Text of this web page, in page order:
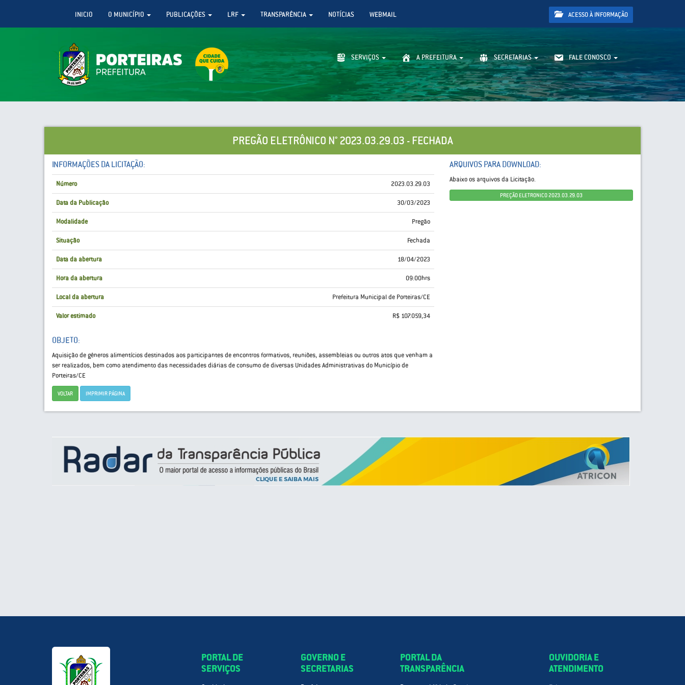
INICIO O MUNICÍPIO PUBLICAÇÕES LRF TRANSPARÊNCIA NOTÍCIAS WEBMAIL ACESSO À INFORMAÇÃO
SERVIÇOS A PREFEITURA SECRETARIAS FALE CONOSCO
PREGÃO ELETRÔNICO N° 2023.03.29.03 - FECHADA
INFORMAÇÕES DA LICITAÇÃO:
Número 2023.03.29.03
Data da Publicação 30/03/2023
Modalidade Pregão
Situação Fechada
Data da abertura 18/04/2023
Hora da abertura 09:00hrs
Local da abertura Prefeitura Municipal de Porteiras/CE
Valor estimado R$ 107.059,34
OBJETO:
Aquisição de gêneros alimentícios destinados aos participantes de encontros formativos, reuniões, assembleias ou outros atos que venham a
ser realizados, bem como atendimento das necessidades diárias de consumo de diversas Unidades Administrativas do Município de
Porteiras/CE
VOLTAR IMPRIMIR PÁGINA
ARQUIVOS PARA DOWNLOAD:
Abaixo os arquivos da Licitação.
PREÇÃO ELETRONICO 2023.03.29.03
PORTAL DE
SERVIÇOS
GOVERNO E
SECRETARIAS
PORTAL DA
TRANSPARÊNCIA
OUVIDORIA E
ATENDIMENTO